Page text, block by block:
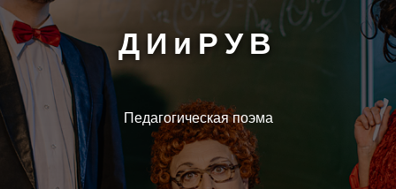
ДИиРУВ
Педагогическая поэма